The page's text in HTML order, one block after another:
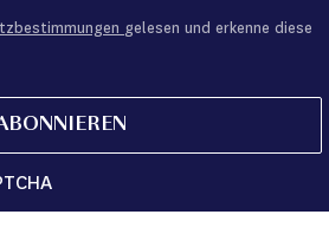
gelesen und erkenne diese